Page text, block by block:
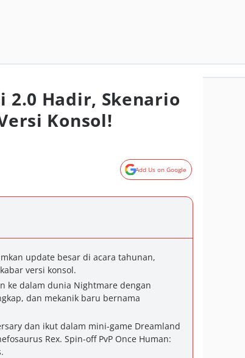
2.0 Hadir, Skenario
Konsol!
Add Us on Google
update besar di acara tahunan,
versi konsol.
ke dalam dunia Nightmare dengan
dan mekanik baru bernama
dan ikut dalam mini-game Dreamland
Rex. Spin-off PvP Once Human: